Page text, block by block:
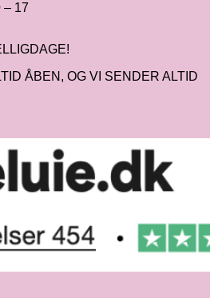
– 17
ÅBEN, OG VI SENDER ALTID